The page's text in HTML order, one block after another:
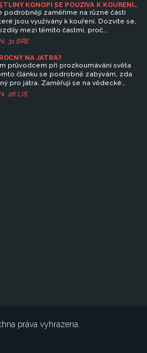
KONOPÍ SE POUŽÍVÁ K KOUŘENÍ:
KONOPÍ
podrobněji zaměříme na různé části
jsou využívány k kouření. Dozvíte se,
mezi těmito částmi, proč
rostliny a jaký dopad má jejich
pochopili, jak tyto složky ovlivňují
31 BŘE
NA JÁTRA?
průvodcem při prozkoumávání světa
článku se podrobně zabývám, zda
pro játra. Zaměřuji se na vědecké
nám mohou pomoci pochopit
26 LIS
práva vyhrazena.